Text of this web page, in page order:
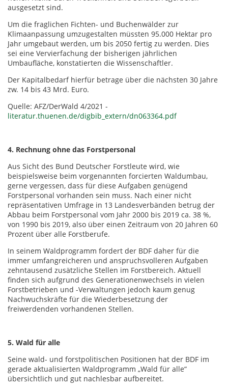
ausgesetzt sind.
Um die fraglichen Fichten- und Buchenwälder zur
Klimaanpassung umzugestalten müssten 95.000 Hektar pro
Jahr umgebaut werden, um bis 2050 fertig zu werden. Dies
sei eine Vervierfachung der bisherigen jährlichen
Umbaufläche, konstatierten die Wissenschaftler.
Der Kapitalbedarf hierfür betrage über die nächsten 30 Jahre
zw. 14 bis 43 Mrd. Euro.
Quelle: AFZ/DerWald 4/2021 -
literatur.thuenen.de/digbib_extern/dn063364.pdf
4. Rechnung ohne das Forstpersonal
Aus Sicht des Bund Deutscher Forstleute wird, wie
beispielsweise beim vorgenannten forcierten Waldumbau,
gerne vergessen, dass für diese Aufgaben genügend
Forstpersonal vorhanden sein muss. Nach einer nicht
repräsentativen Umfrage in 13 Landesverbänden betrug der
Abbau beim Forstpersonal vom Jahr 2000 bis 2019 ca. 38 %,
von 1990 bis 2019, also über einen Zeitraum von 20 Jahren 60
Prozent über alle Forstberufe.
In seinem Waldprogramm fordert der BDF daher für die
immer umfangreicheren und anspruchsvolleren Aufgaben
zehntausend zusätzliche Stellen im Forstbereich. Aktuell
finden sich aufgrund des Generationenwechsels in vielen
Forstbetrieben und -Verwaltungen jedoch kaum genug
Nachwuchskräfte für die Wiederbesetzung der
freiwerdenden vorhandenen Stellen.
5. Wald für alle
Seine wald- und forstpolitischen Positionen hat der BDF im
gerade aktualisierten Waldprogramm „Wald für alle“
übersichtlich und gut nachlesbar aufbereitet.